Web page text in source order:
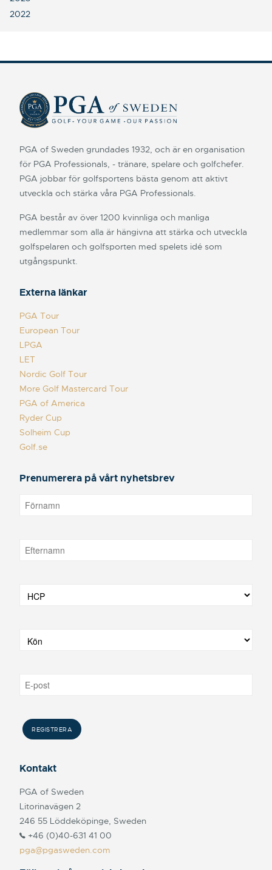
2022
PGA of Sweden grundades 1932, och är en organisation
för PGA Professionals, - tränare, spelare och golfchefer.
PGA jobbar för golfsportens bästa genom att aktivt
utveckla och stärka våra PGA Professionals.
PGA består av över 1200 kvinnliga och manliga
medlemmar som alla är hängivna att stärka och utveckla
golfspelaren och golfsporten med spelets idé som
utgångspunkt.
Externa länkar
PGA Tour
European Tour
LPGA
LET
Nordic Golf Tour
More Golf Mastercard Tour
PGA of America
Ryder Cup
Solheim Cup
Golf.se
Prenumerera på vårt nyhetsbrev
Kontakt
PGA of Sweden
Litorinavägen 2
246 55 Löddeköpinge, Sweden
+46 (0)40-631 41 00
pga@pgasweden.com